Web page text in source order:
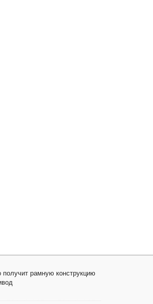
получит рамную конструкцию